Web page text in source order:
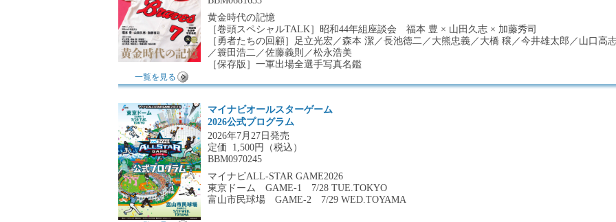
黄金時代の記憶
［巻頭スペシャルTALK］昭和44年組座談会 福本 豊 × 山田久志 × 加藤秀司
［勇者たちの回顧］足立光宏／森本 潔／長池徳二／大熊忠義／大橋 穣／今井雄太郎／山口高
／簑田浩二／佐藤義則／松永浩美
［保存版］一軍出場全選手写真名鑑
一覧を見る
マイナビオールスターゲーム
2026公式プログラム
2026年7月27日発売
定価 1,500円（税込）
BBM0970245
マイナビALL-STAR GAME2026
東京ドーム GAME-1 7/28 TUE.TOKYO
富山市民球場 GAME-2 7/29 WED.TOYAMA